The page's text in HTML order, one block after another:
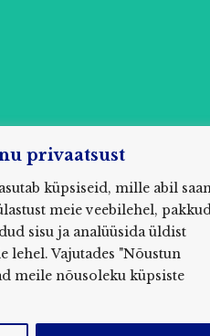
privaatsust
küpsiseid, mille abil
meie veebilehel,
sisu ja analüüsida üldist
lehel. Vajutades "Nõustun
meile nõusoleku küpsiste